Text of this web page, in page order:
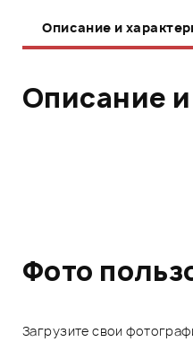
Описание и
Описание
Фото
Загрузите свои